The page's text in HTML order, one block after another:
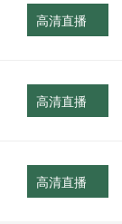
高清直播
高清直播
高清直播